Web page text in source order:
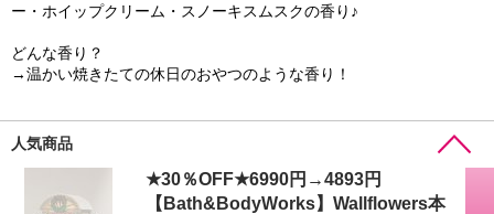
ー・ホイップクリーム・スノーキスムスクの香り♪
どんな香り？
→温かい焼きたての休日のおやつのような香り！
人気商品
★30％OFF★6990円→4893円
【Bath&BodyWorks】Wallflowers本